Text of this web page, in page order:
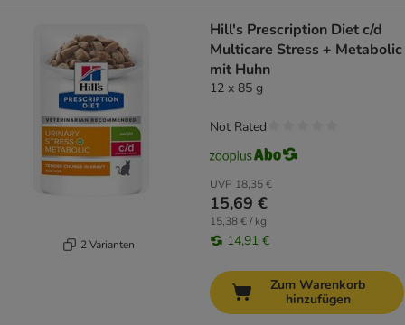
2 Varianten
Hill's Prescription Diet c/d
Multicare Stress + Metabolic
mit Huhn
12 x 85 g
UVP 18,35 €
15,69 €
15,38 € / kg
14,91 €
Not Rated
Zum Warenkorb
hinzufügen